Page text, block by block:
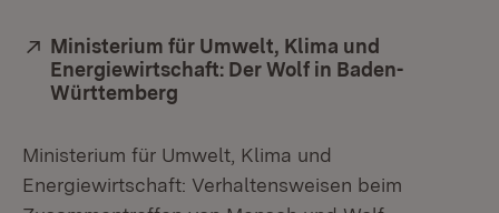
Extern:
Ministerium für Umwelt, Klima und
Energiewirtschaft: Der Wolf in Baden-
Württemberg
Ministerium für Umwelt, Klima und
Energiewirtschaft: Verhaltensweisen beim